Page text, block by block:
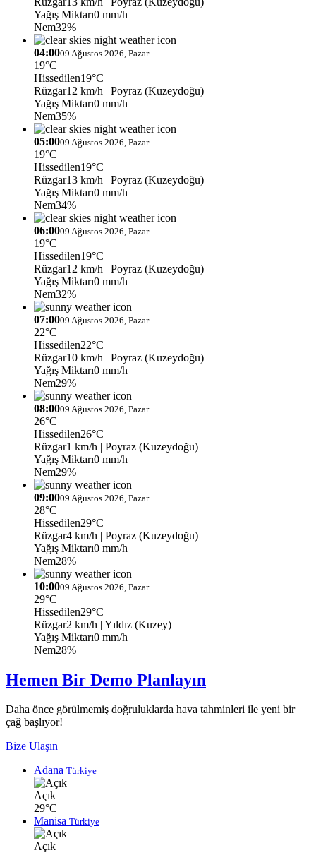
Yağış Miktarı0 mm/h
Nem32%
04:0009 Ağustos 2026, Pazar
19°C
Hissedilen19°C
Rüzgar12 km/h | Poyraz (Kuzeydoğu)
Yağış Miktarı0 mm/h
Nem35%
05:0009 Ağustos 2026, Pazar
19°C
Hissedilen19°C
Rüzgar13 km/h | Poyraz (Kuzeydoğu)
Yağış Miktarı0 mm/h
Nem34%
06:0009 Ağustos 2026, Pazar
19°C
Hissedilen19°C
Rüzgar12 km/h | Poyraz (Kuzeydoğu)
Yağış Miktarı0 mm/h
Nem32%
07:0009 Ağustos 2026, Pazar
22°C
Hissedilen22°C
Rüzgar10 km/h | Poyraz (Kuzeydoğu)
Yağış Miktarı0 mm/h
Nem29%
08:0009 Ağustos 2026, Pazar
26°C
Hissedilen26°C
Rüzgar1 km/h | Poyraz (Kuzeydoğu)
Yağış Miktarı0 mm/h
Nem29%
09:0009 Ağustos 2026, Pazar
28°C
Hissedilen29°C
Rüzgar4 km/h | Poyraz (Kuzeydoğu)
Yağış Miktarı0 mm/h
Nem28%
10:0009 Ağustos 2026, Pazar
29°C
Hissedilen29°C
Rüzgar2 km/h | Yıldız (Kuzey)
Yağış Miktarı0 mm/h
Nem28%
Hemen Bir Demo Planlayın
Daha önce görülmemiş doğruluklarda hava tahminleri ile yeni bir
çağ başlıyor!
Bize Ulaşın
Adana Türkiye
Açık
29°C
Manisa Türkiye
Açık